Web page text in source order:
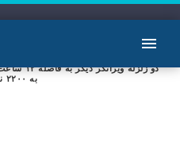
دو زلزله
به ۲۲۰۰ نفر رسید